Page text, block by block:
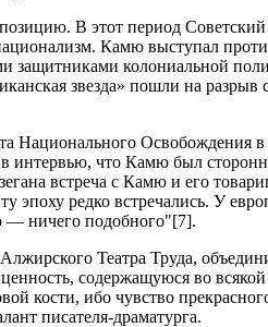
В этот период Советский
Камю выступал
защитниками колониальной
звезда» пошли на
Национального Освобождения
интервью, что Камю был
встреча с Камю и его
эпоху редко встречались. У
— ничего подобного"[7].
Театра Труда,
содержащуюся во всякой
кости, ибо чувство
писателя-драматурга.